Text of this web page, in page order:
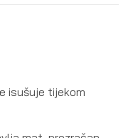
isušuje tijekom